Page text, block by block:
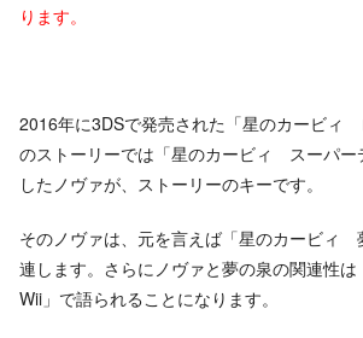
ります。
2016年に3DSで発売された「星のカービィ
のストーリーでは「星のカービィ スーパー
したノヴァが、ストーリーのキーです。
そのノヴァは、元を言えば「星のカービィ
連します。さらにノヴァと夢の泉の関連性
Wii」で語られることになります。